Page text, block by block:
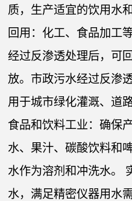
质，生产适宜的饮用水
回用：化工、食品加工
经过反渗透处理后，可
放。市政污水经过反渗
用于城市绿化灌溉、道
食品和饮料工业：确保
水、果汁、碳酸饮料和
水作为溶剂和冲洗水。
水，满足精密仪器用水